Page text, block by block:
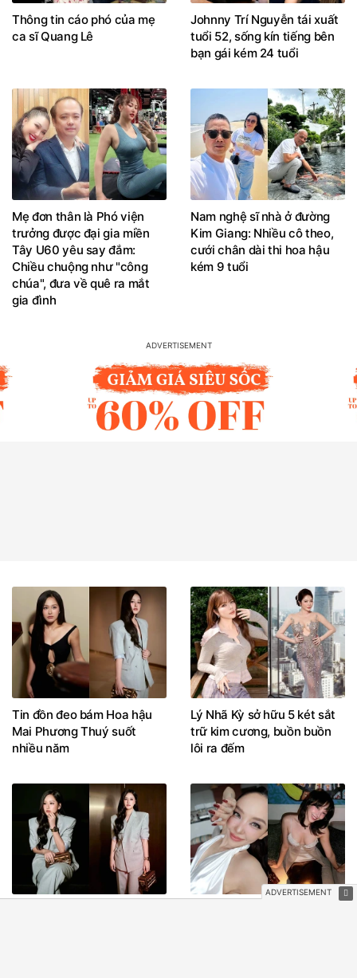
Thông tin cáo phó của mẹ
ca sĩ Quang Lê
Johnny Trí Nguyễn tái xuất
tuổi 52, sống kín tiếng bên
bạn gái kém 24 tuổi
Mẹ đơn thân là Phó viện
trưởng được đại gia miền
Tây U60 yêu say đắm:
Chiều chuộng như "công
chúa", đưa về quê ra mắt
gia đình
Nam nghệ sĩ nhà ở đường
Kim Giang: Nhiều cô theo,
cưới chân dài thi hoa hậu
kém 9 tuổi
Tin đồn đeo bám Hoa hậu
Mai Phương Thuý suốt
nhiều năm
Lý Nhã Kỳ sở hữu 5 két sắt
trữ kim cương, buồn buồn
lôi ra đếm